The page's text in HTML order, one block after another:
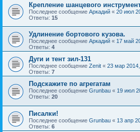
Крепление шанцевого
Последнее сообщение Аркадий « 20 июл
Ответы: 15
Удлинение бортового кузова.
Последнее сообщение Аркадий « 17 май
Ответы: 4
Дуги и тент зил-131
Последнее сообщение Zenit « 23 мар
Ответы: 7
Подскажите по агрегатам
Последнее сообщение Grunbau « 19 июл
Ответы: 20
Писалки!
Последнее сообщение Grunbau « 13 апр
Ответы: 6